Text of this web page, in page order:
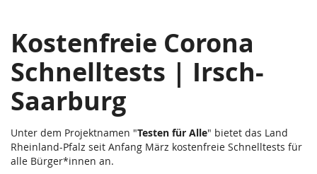
Kostenfreie Corona
Schnelltests | Irsch-
Saarburg
Unter dem Projektnamen "Testen für Alle" bietet das Land
Rheinland-Pfalz seit Anfang März kostenfreie Schnelltests für
alle Bürger*innen an.